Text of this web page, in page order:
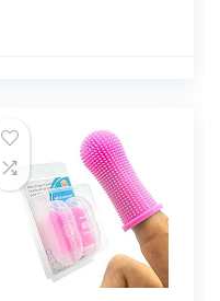
appelsmaak.
Tandpasta voor
baby’s (6-24
maanden)